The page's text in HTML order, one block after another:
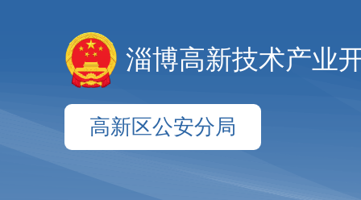
淄博高新技术产业
高新区公安分局